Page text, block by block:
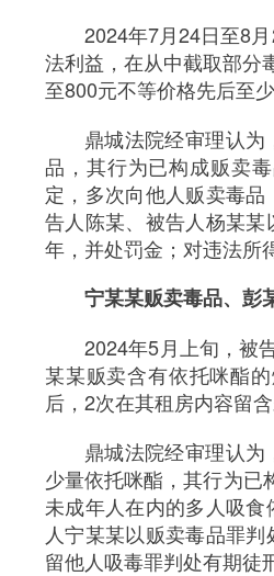
2024年7月24日至8
法利益，在从中截取部分
至800元不等价格先后至
鼎城法院经审理认
品，其行为已构成贩卖
定，多次向他人贩卖毒
告人陈某、被告人杨某
年，并处罚金；对违法所
宁某某贩卖毒品、彭
2024年5月上旬，被
某某贩卖含有依托咪酯
后，2次在其租房内容留
鼎城法院经审理认
少量依托咪酯，其行为已
未成年人在内的多人吸
人宁某某以贩卖毒品罪
留他人吸毒罪判处有期徒